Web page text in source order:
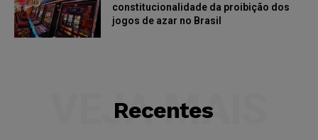
constitucionalidade da proibição dos
jogos de azar no Brasil
Recentes
VEJA MAIS